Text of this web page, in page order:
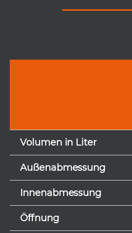
Volumen in Liter
Außenabmessung
Innenabmessung
Öffnung